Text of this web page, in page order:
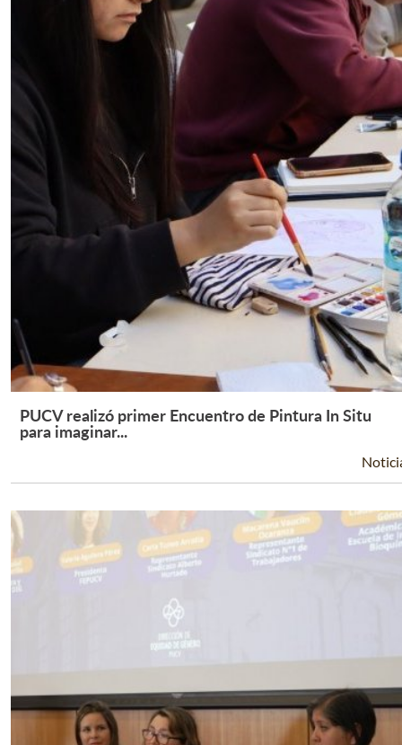
Leer Más +
PUCV realizó primer Encuentro de Pintura In Situ
para imaginar...